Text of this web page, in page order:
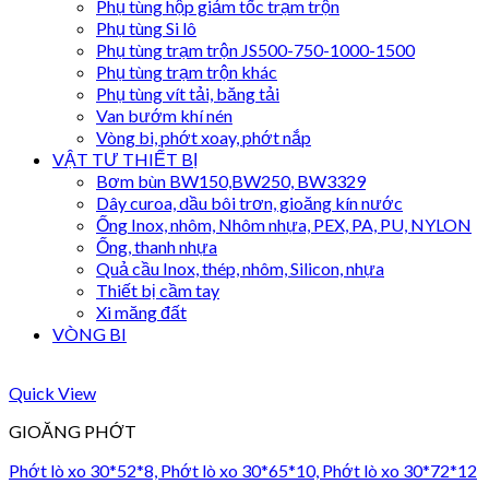
Phụ tùng hộp giảm tốc trạm trộn
Phụ tùng Si lô
Phụ tùng trạm trộn JS500-750-1000-1500
Phụ tùng trạm trộn khác
Phụ tùng vít tải, băng tải
Van bướm khí nén
Vòng bi, phớt xoay, phớt nắp
VẬT TƯ THIẾT BỊ
Bơm bùn BW150,BW250, BW3329
Dây curoa, dầu bôi trơn, gioăng kín nước
Ống Inox, nhôm, Nhôm nhựa, PEX, PA, PU, NYLON
Ống, thanh nhựa
Quả cầu Inox, thép, nhôm, Silicon, nhựa
Thiết bị cầm tay
Xi măng đất
VÒNG BI
Quick View
GIOĂNG PHỚT
Phớt lò xo 30*52*8, Phớt lò xo 30*65*10, Phớt lò xo 30*72*12